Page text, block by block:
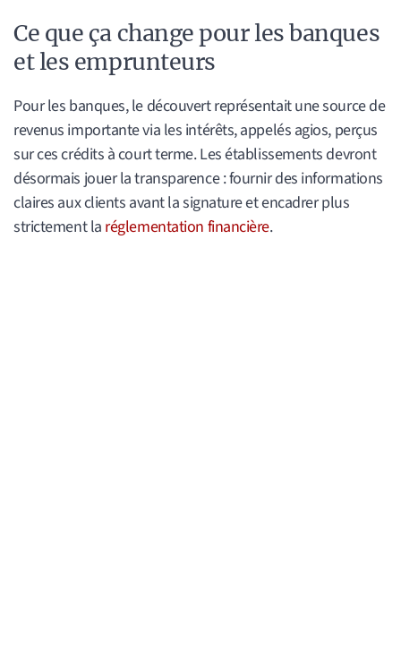
Ce que ça change pour les banques
et les emprunteurs
Pour les banques, le découvert représentait une source de
revenus importante via les intérêts, appelés agios, perçus
sur ces crédits à court terme. Les établissements devront
désormais jouer la transparence : fournir des informations
claires aux clients avant la signature et encadrer plus
strictement la réglementation financière.